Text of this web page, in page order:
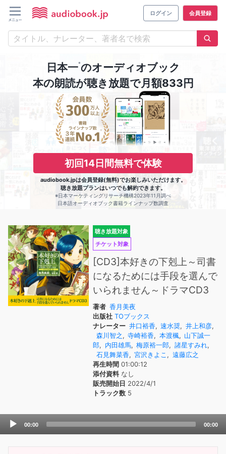
ログイン 会員登録
日本一※のオーディオブック
本の朗読が聴き放題で月額833円
初回14日間無料で体験
audiobook.jpは会員登録(無料)でお楽しみいただけます。
聴き放題プランはいつでも解約できます。
※日本マーケティングリサーチ機構2023年11月調べ
日本語オーディオブック書籍ラインナップ数調査
聴き放題対象
チケット対象
[CD3]本好きの下剋上～司書
になるためには手段を選んで
いられません～ドラマCD3
著者 香月美夜
出版社 TOブックス
ナレーター 井口裕香, 速水奨, 井上和彦,
森川智之, 寺崎裕香, 本渡楓, 山下誠一
郎, 内田雄馬, 梅原裕一郎, 諸星すみれ,
石見舞菜香, 宮沢きよこ , 遠藤広之
再生時間 01:00:12
添付資料なし
販売開始日 2022/4/1
トラック数 5
Audio
00:00 00:00